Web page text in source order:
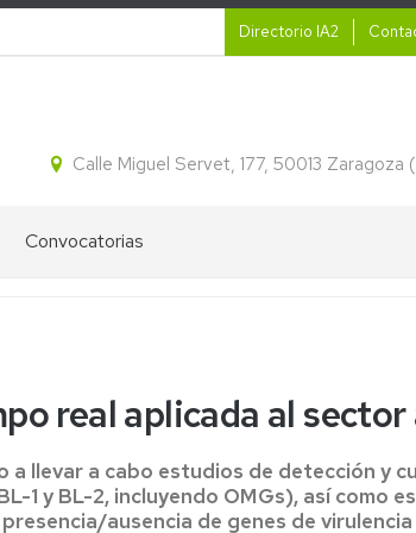
Secundario
Directorio IA2
Calle Miguel Servet, 177, 50013 Zaragoza
Convocatorias
empleo
Líneas
Estratégicas
real aplicada al
a llevar a cabo estudios de detección y
1 y BL-2, incluyendo OMGs), así como
ausencia de genes de